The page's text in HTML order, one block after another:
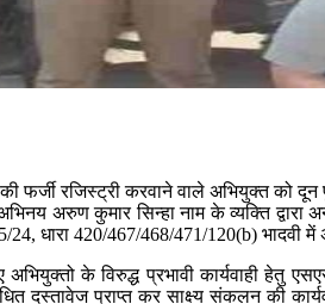
रजिस्ट्री करवाने वाले अभियुक्त को दून
अभिनय अरुण कुमार सिन्हा नाम के व्यक्ति
धारा 420/467/468/471/120(b) भादवी में
के विरुद्ध प्रभावी कार्यवाही हेतु
दस्तावेज प्राप्त कर साक्ष्य संकलन की